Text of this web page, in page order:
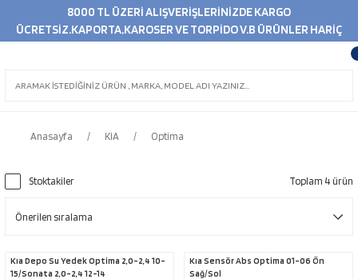
8000 TL ÜZERİ ALIŞVERİŞLERİNİZDE KARGO
ÜCRETSİZ.KAPORTA,KAROSER VE TORPİDO V.B ÜRÜNLER HARİÇ
Anasayfa KİA Optima
Stoktakiler Toplam 4 ürün
Kıa Depo Su Yedek Optima 2,0-2,4 10-
15/Sonata 2,0-2,4 12-14
Kıa Sensör Abs Optima 01-06 Ön
Sağ/Sol